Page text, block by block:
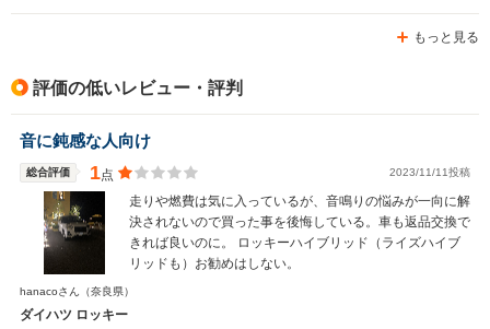
もっと見る
評価の低いレビュー・評判
音に鈍感な人向け
総合評価 1点 2023/11/11投稿
走りや燃費は気に入っているが、音鳴りの悩みが一向に解
決されないので買った事を後悔している。車も返品交換で
きれば良いのに。 ロッキーハイブリッド（ライズハイブ
リッドも）お勧めはしない。
hanacoさん （奈良県）
ダイハツ ロッキー